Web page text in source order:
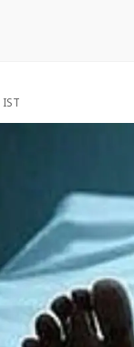
IST